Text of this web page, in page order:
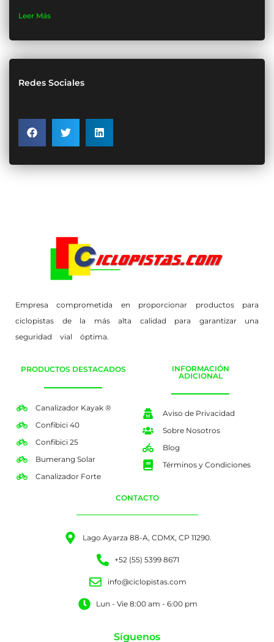
Leer Más
Redes Sociales
Empresa comprometida en proporcionar productos para
ciclopistas de la más alta calidad para garantizar una
seguridad vial óptima.
PRODUCTOS DESTACADOS
Canalizador Kayak ®
Confibici 40
Confibici 25
Bumerang Solar
Canalizador Forte
INFORMACIÓN
ADICIONAL
Aviso de Privacidad
Sobre Nosotros
Blog
Términos y Condiciones
CONTACTO
Lago Ayarza 88-A, CDMX, CP 11290.
+52 (55) 5399 8671
info@ciclopistas.com
Lun - Vie 8:00 am - 6:00 pm
Síguenos